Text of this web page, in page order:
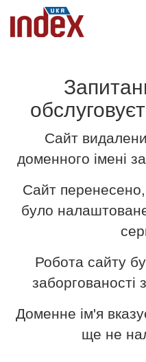
Сайт
доменного імені
Сайт
було
Робота сайту
заборгованості
Доменне ім'я
ще не